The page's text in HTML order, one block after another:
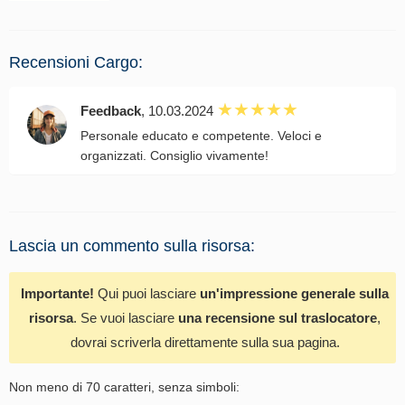
Recensioni Cargo:
Feedback, 10.03.2024
Personale educato e competente. Veloci e
organizzati. Consiglio vivamente!
Lascia un commento sulla risorsa:
Importante! Qui puoi lasciare un'impressione generale sulla
risorsa. Se vuoi lasciare una recensione sul traslocatore,
dovrai scriverla direttamente sulla sua pagina.
Non meno di 70 caratteri, senza simboli: